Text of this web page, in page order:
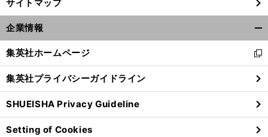
サイトマップ
企業情報
閉
る
集英社ホームページ
新
し
い
ウ
ィ
ン
ド
集英社プライバシーガイドライン
SHUEISHA Privacy Guideline
Setting of Cookies